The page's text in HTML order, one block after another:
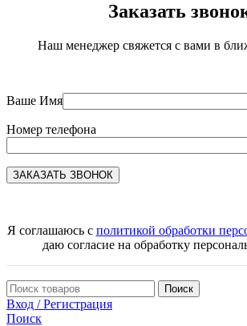
Заказать
Наш менеджер свяжется с вами в
Ваше Имя
Номер телефона
Я соглашаюсь с политикой обработки
даю согласие на обработку
Поиск
Вход / Регистрация
Поиск